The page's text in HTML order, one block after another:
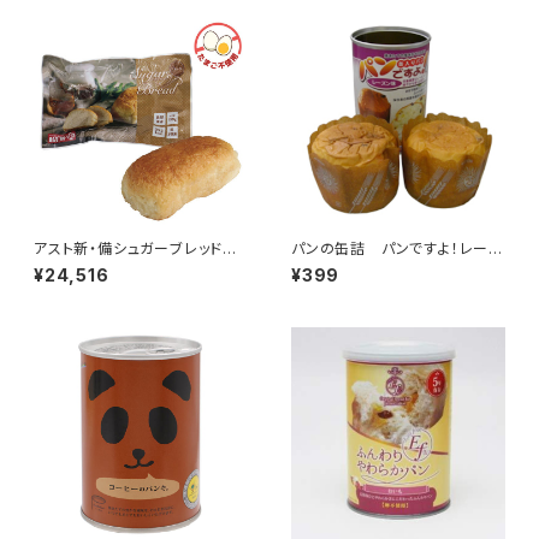
アスト新・備シュガーブレッド
プレーン 50袋/箱（000685
4）
¥24,516
パンの缶詰 パンですよ！レーズ
ン味 1缶（2個入） 【製造から5
年保存】（0003054）
¥399